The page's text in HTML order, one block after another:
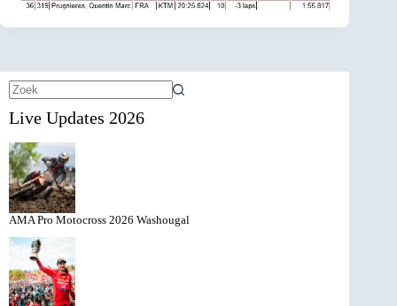
resultaten
Live Updates 2026
AMA Pro Motocross 2026 Washougal